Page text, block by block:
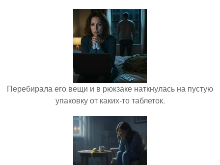
Перебирала его вещи и в рюкзаке наткнулась на пустую
упаковку от каких-то таблеток.